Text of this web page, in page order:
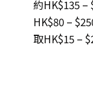
約HK$135 –
HK$80 –
取HK$15 –